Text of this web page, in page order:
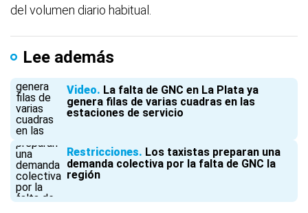
del volumen diario habitual.
Lee además
Video La falta de GNC en La Plata ya
genera filas de varias cuadras en las
estaciones de servicio
Restricciones Los taxistas preparan una
demanda colectiva por la falta de GNC la
región